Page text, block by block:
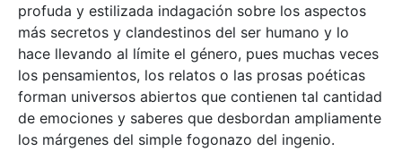
profuda y estilizada indagación sobre los aspectos
más secretos y clandestinos del ser humano y lo
hace llevando al límite el género, pues muchas veces
los pensamientos, los relatos o las prosas poéticas
forman universos abiertos que contienen tal cantidad
de emociones y saberes que desbordan ampliamente
los márgenes del simple fogonazo del ingenio.